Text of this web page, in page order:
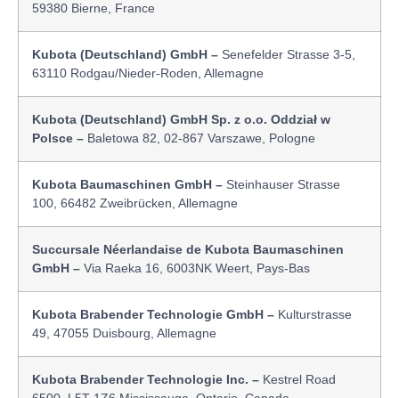
59380 Bierne, France
Kubota (Deutschland) GmbH – Senefelder Strasse 3-5,
63110 Rodgau/Nieder-Roden, Allemagne
Kubota (Deutschland) GmbH Sp. z o.o. Oddział w
Polsce – Baletowa 82, 02-867 Varszawe, Pologne
Kubota Baumaschinen GmbH – Steinhauser Strasse
100, 66482 Zweibrücken, Allemagne
Succursale Néerlandaise de Kubota Baumaschinen
GmbH – Via Raeka 16, 6003NK Weert, Pays-Bas
Kubota Brabender Technologie GmbH – Kulturstrasse
49, 47055 Duisbourg, Allemagne
Kubota Brabender Technologie Inc. – Kestrel Road